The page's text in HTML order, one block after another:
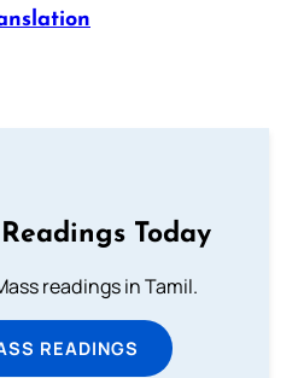
Today
readings in Tamil.
READINGS